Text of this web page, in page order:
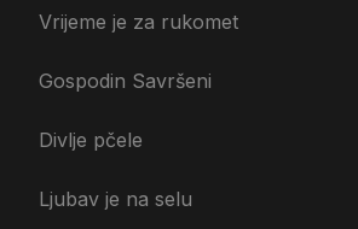
Vrijeme je za rukomet
Gospodin Savršeni
Divlje pčele
Ljubav je na selu